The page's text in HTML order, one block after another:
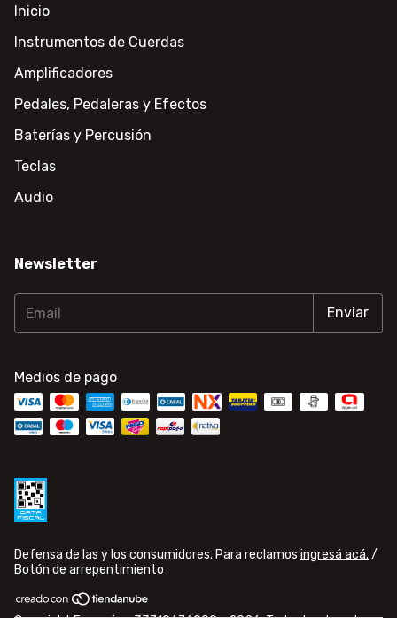
Inicio
Instrumentos de Cuerdas
Amplificadores
Pedales, Pedaleras y Efectos
Baterías y Percusión
Teclas
Audio
Newsletter
Medios de pago
Defensa de las y los consumidores. Para reclamos ingresá acá. /
Botón de arrepentimiento